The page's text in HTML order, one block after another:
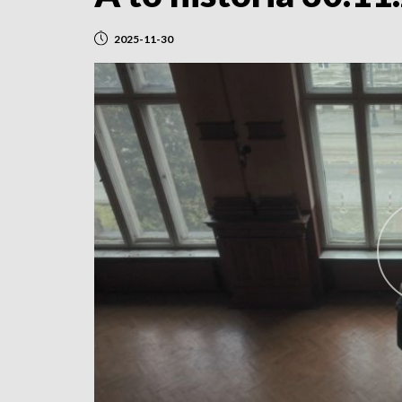
2025-11-30